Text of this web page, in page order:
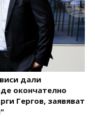
дали
окончателно
Гергов, заявяват